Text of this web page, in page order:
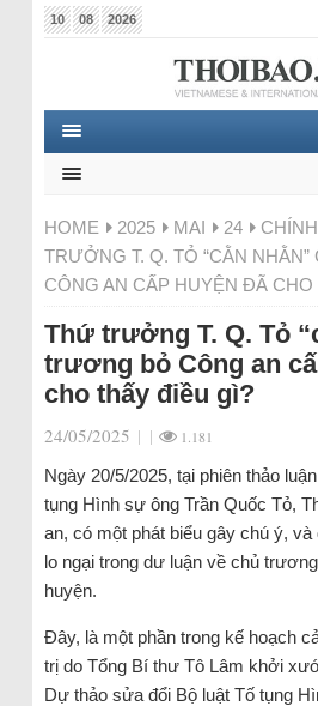
10 08 2026
HOME 2025 MAI 24
TRƯỞNG T. Q. TỎ “CẰN
CÔNG AN CẤP HUYỆN ĐÃ
Thứ trưởng T. Q. Tỏ
trương bỏ Công an
cho thấy điều gì?
24/05/2025 | | 1.181
Ngày 20/5/2025, tại phiên thảo
tụng Hình sự ông Trần Quốc Tỏ,
an, có một phát biểu gây chú ý, và
lo ngại trong dư luận về chủ
huyện.
Đây, là một phần trong kế hoạch
trị do Tổng Bí thư Tô Lâm khởi
Dự thảo sửa đổi Bộ luật Tố tụng